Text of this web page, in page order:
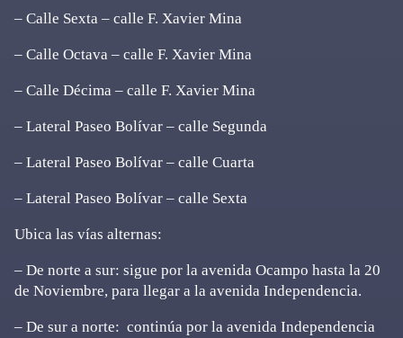
– Calle Sexta – calle F. Xavier Mina
– Calle Octava – calle F. Xavier Mina
– Calle Décima – calle F. Xavier Mina
– Lateral Paseo Bolívar – calle Segunda
– Lateral Paseo Bolívar – calle Cuarta
– Lateral Paseo Bolívar – calle Sexta
Ubica las vías alternas:
– De norte a sur: sigue por la avenida Ocampo hasta la 20
de Noviembre, para llegar a la avenida Independencia.
– De sur a norte: continúa por la avenida Independencia